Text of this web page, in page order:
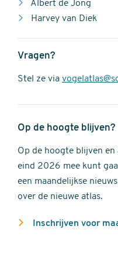
Albert de Jong
Harvey van Diek
Vragen?
Stel ze via
Op de hoogte blijven?
Op de hoogte blijven en
eind 2026 mee kunt
een maandelijkse
over de nieuwe atlas.
Inschrijven voor